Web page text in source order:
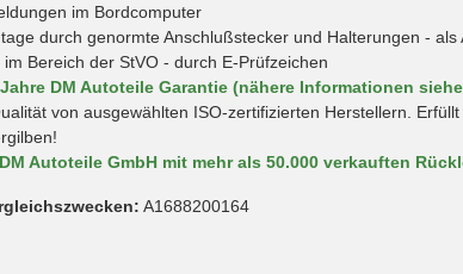
im Bordcomputer
durch genormte Anschlußstecker und Halterungen -
Bereich der StVO - durch E-Prüfzeichen
DM Autoteile Garantie (nähere Informationen
von ausgewählten ISO-zertifizierten Herstellern.
DM Autoteile GmbH mit mehr als 50.000 verkauften
A1688200164